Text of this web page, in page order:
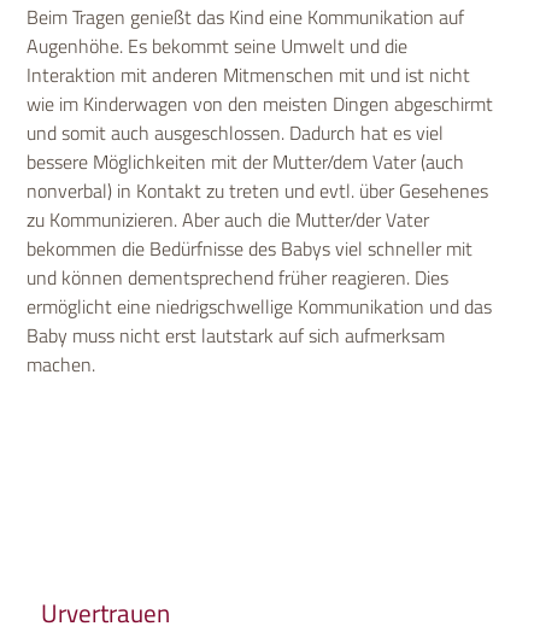
Beim Tragen genießt das Kind eine Kommunikation auf
Augenhöhe. Es bekommt seine Umwelt und die
Interaktion mit anderen Mitmenschen mit und ist nicht
wie im Kinderwagen von den meisten Dingen abgeschirmt
und somit auch ausgeschlossen. Dadurch hat es viel
bessere Möglichkeiten mit der Mutter/dem Vater (auch
nonverbal) in Kontakt zu treten und evtl. über Gesehenes
zu Kommunizieren. Aber auch die Mutter/der Vater
bekommen die Bedürfnisse des Babys viel schneller mit
und können dementsprechend früher reagieren. Dies
ermöglicht eine niedrigschwellige Kommunikation und das
Baby muss nicht erst lautstark auf sich aufmerksam
machen.
Urvertrauen